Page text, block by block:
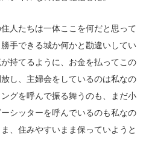
人たちは一体ここを何だと思って
手できる城か何かと勘違いしてい
持てるように、お金を払ってこの
し、主婦会をしているのは私なの
グを呼んで振る舞うのも、まだ小
シッターを呼んでいるのも私なの
、住みやすいまま保っていようと